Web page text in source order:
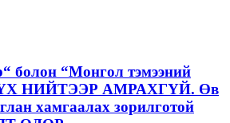
болон “Монгол тэмээний
НИЙТЭЭР АМРАХГҮЙ. Өв
хамгаалах зорилготой